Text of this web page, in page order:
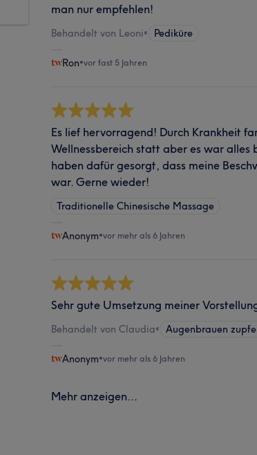
man nur empfehlen!
Behandelt von Leoni• Pediküre
Ron•vor fast 5 Jahren
Es lief hervorragend! Durch Krankheit
Wellnessbereich statt aber es war alles
haben dafür gesorgt, dass meine
war. Gerne wieder!
Traditionelle Chinesische Massage
Anonym•vor mehr als 6 Jahren
Sehr gute Umsetzung meiner
Behandelt von Claudia• Augenbrauen
Anonym•vor mehr als 6 Jahren
Mehr anzeigen...